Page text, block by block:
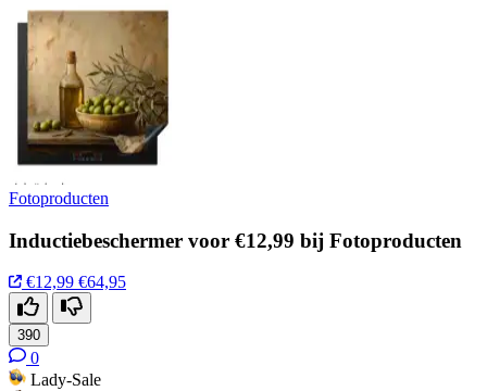
Fotoproducten
Inductiebeschermer voor €12,99 bij Fotoproducten
€12,99 €64,95
390
0
Lady-Sale